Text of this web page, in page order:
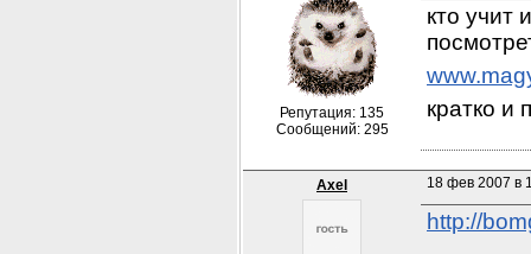
Репутация: 135
Сообщений: 295
кто учит
кратко и
Axel 18 фев 2007 в
http://